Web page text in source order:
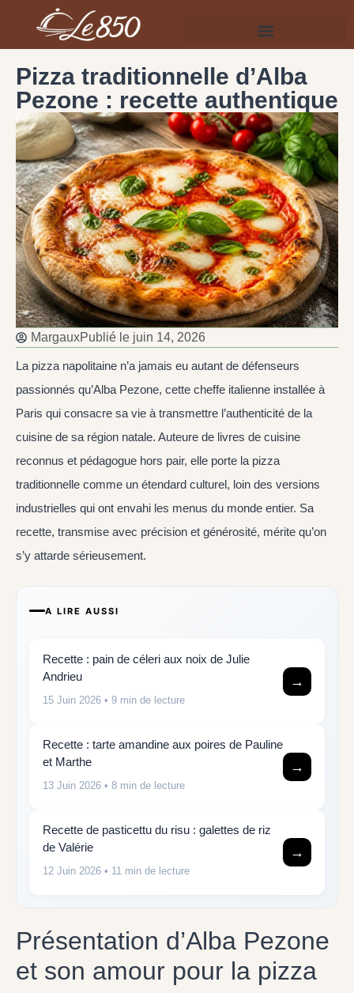
Pizza traditionnelle d’Alba
Pezone : recette authentique
MargauxPublié le juin 14, 2026
La pizza napolitaine n’a jamais eu autant de défenseurs
passionnés qu’Alba Pezone, cette cheffe italienne installée à
Paris qui consacre sa vie à transmettre l’authenticité de la
cuisine de sa région natale. Auteure de livres de cuisine
reconnus et pédagogue hors pair, elle porte la pizza
traditionnelle comme un étendard culturel, loin des versions
industrielles qui ont envahi les menus du monde entier. Sa
recette, transmise avec précision et générosité, mérite qu’on
s’y attarde sérieusement.
A LIRE AUSSI
Recette : pain de céleri aux noix de Julie
Andrieu
15 Juin 2026 • 9 min de lecture
→
Recette : tarte amandine aux poires de Pauline
et Marthe
13 Juin 2026 • 8 min de lecture
→
Recette de pasticettu du risu : galettes de riz
de Valérie
12 Juin 2026 • 11 min de lecture
→
Présentation d’Alba Pezone
et son amour pour la pizza